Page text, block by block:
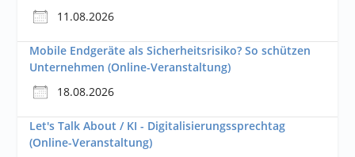
11.08.2026
Mobile Endgeräte als Sicherheitsrisiko? So schützen
Unternehmen (Online-Veranstaltung)
18.08.2026
Let's Talk About / KI - Digitalisierungssprechtag
(Online-Veranstaltung)